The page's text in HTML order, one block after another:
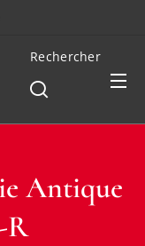
Rechercher
Antique
R